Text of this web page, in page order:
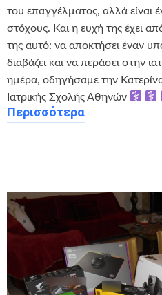
του επαγγέλματος, αλλά είναι
στόχους. Και η ευχή της έχει
της αυτό: να αποκτήσει έναν
διαβάζει και να περάσει στην
ημέρα, οδηγήσαμε την
Ιατρικής Σχολής Αθηνών ‍
Περισσότερα